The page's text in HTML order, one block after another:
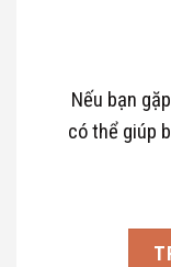
Nếu bạn
có thể giúp